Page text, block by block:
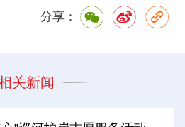
分享：
关新闻